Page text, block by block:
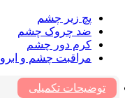
پچ زیر چشم
ضد چروک چشم
کرم دور چشم
مراقبت چشم و ابرو
توضیحات تکمیلی